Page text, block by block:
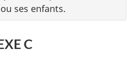
ses enfants.
C